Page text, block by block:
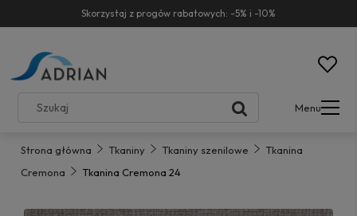
Skorzystaj z progów rabatowych: -5% i -10%
Menu
Strona główna Tkaniny Tkaniny szenilowe
Tkanina
Cremona
Tkanina Cremona 24